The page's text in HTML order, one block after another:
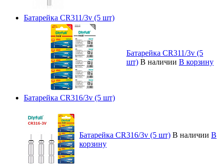
Батарейка CR311/3v (5 шт)
Батарейка CR311/3v (5
шт) В наличии В корзину
Батарейка CR316/3v (5 шт)
Батарейка CR316/3v (5 шт) В наличии В
корзину